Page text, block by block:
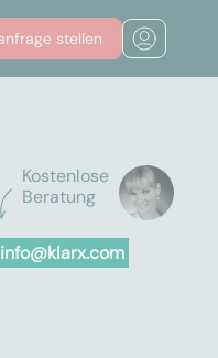
stellen
Kostenlose
Beratung
info@klarx.com